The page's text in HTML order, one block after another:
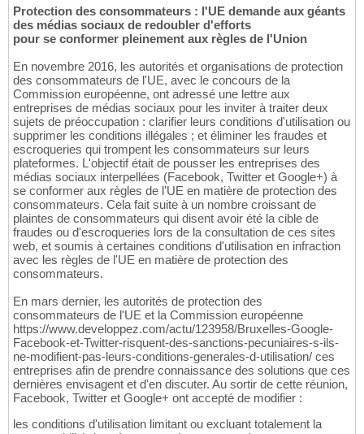
Protection des consommateurs : l'UE demande aux géants
des médias sociaux de redoubler d'efforts
pour se conformer pleinement aux règles de l'Union
En novembre 2016, les autorités et organisations de protection
des consommateurs de l'UE, avec le concours de la
Commission européenne, ont adressé une lettre aux
entreprises de médias sociaux pour les inviter à traiter deux
sujets de préoccupation : clarifier leurs conditions d'utilisation ou
supprimer les conditions illégales ; et éliminer les fraudes et
escroqueries qui trompent les consommateurs sur leurs
plateformes. L'objectif était de pousser les entreprises des
médias sociaux interpellées (Facebook, Twitter et Google+) à
se conformer aux règles de l'UE en matière de protection des
consommateurs. Cela fait suite à un nombre croissant de
plaintes de consommateurs qui disent avoir été la cible de
fraudes ou d'escroqueries lors de la consultation de ces sites
web, et soumis à certaines conditions d'utilisation en infraction
avec les règles de l'UE en matière de protection des
consommateurs.
En mars dernier, les autorités de protection des
consommateurs de l'UE et la Commission européenne
https://www.developpez.com/actu/123958/Bruxelles-Google-
Facebook-et-Twitter-risquent-des-sanctions-pecuniaires-s-ils-
ne-modifient-pas-leurs-conditions-generales-d-utilisation/ ces
entreprises afin de prendre connaissance des solutions que ces
dernières envisagent et d'en discuter. Au sortir de cette réunion,
Facebook, Twitter et Google+ ont accepté de modifier :
les conditions d'utilisation limitant ou excluant totalement la